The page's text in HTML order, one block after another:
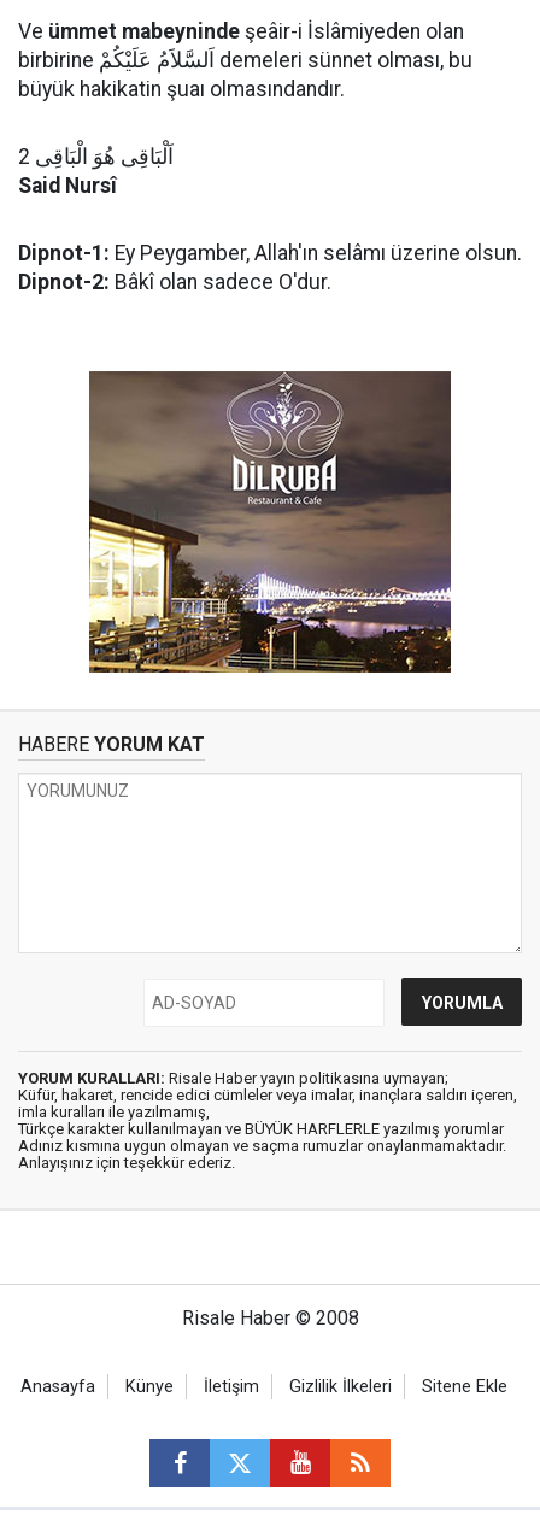
Ve ümmet mabeyninde şeâir-i İslâmiyeden olan
birbirine اَلسَّلاَمُ عَلَيْكُمْ demeleri sünnet olması, bu
büyük hakikatin şuaı olmasındandır.
اَلْبَاقِى هُوَ الْبَاقِى 2
Said Nursî
Dipnot-1: Ey Peygamber, Allah'ın selâmı üzerine olsun.
Dipnot-2: Bâkî olan sadece O'dur.
HABERE YORUM KAT
YORUM KURALLARI: Risale Haber yayın politikasına uymayan;
Küfür, hakaret, rencide edici cümleler veya imalar, inançlara saldırı içeren,
imla kuralları ile yazılmamış,
Türkçe karakter kullanılmayan ve BÜYÜK HARFLERLE yazılmış yorumlar
Adınız kısmına uygun olmayan ve saçma rumuzlar onaylanmamaktadır.
Anlayışınız için teşekkür ederiz.
Risale Haber © 2008
Anasayfa Künye İletişim Gizlilik İlkeleri Sitene Ekle